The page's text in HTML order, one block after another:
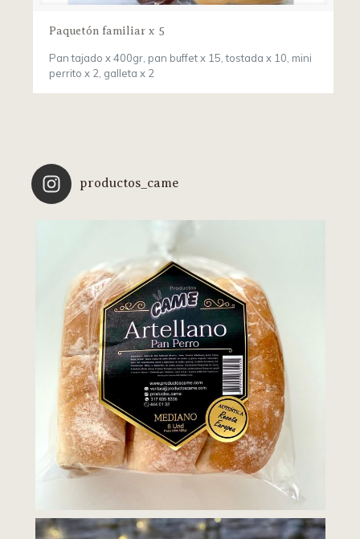
Paquetón familiar x 5
Pan tajado x 400gr, pan buffet x 15, tostada x 10, mini
perrito x 2, galleta x 2
productos_came